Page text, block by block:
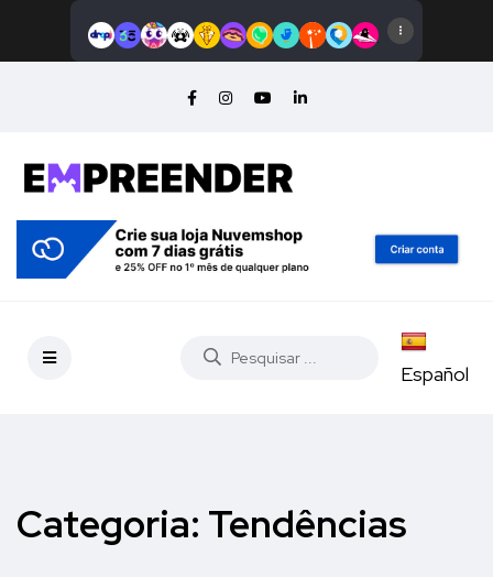
Español
Categoria: Tendências